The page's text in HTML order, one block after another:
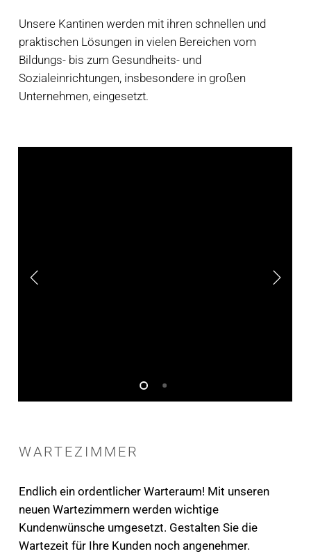
Unsere Kantinen werden mit ihren schnellen und
praktischen Lösungen in vielen Bereichen vom
Bildungs- bis zum Gesundheits- und
Sozialeinrichtungen, insbesondere in großen
Unternehmen, eingesetzt.
WARTEZIMMER
Endlich ein ordentlicher Warteraum! Mit unseren
neuen Wartezimmern werden wichtige
Kundenwünsche umgesetzt. Gestalten Sie die
Wartezeit für Ihre Kunden noch angenehmer.